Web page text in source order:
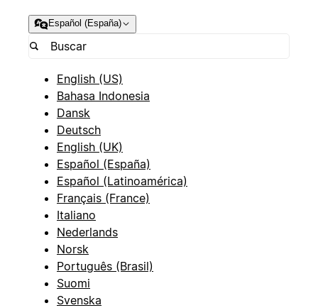
Español (España)
English (US)
Bahasa Indonesia
Dansk
Deutsch
English (UK)
Español (España)
Español (Latinoamérica)
Français (France)
Italiano
Nederlands
Norsk
Português (Brasil)
Suomi
Svenska